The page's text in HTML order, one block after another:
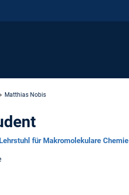
Matthias Nobis
für Makromolekulare Chemie